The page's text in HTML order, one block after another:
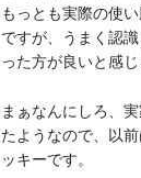
もっとも実際の使
ですが、うまく認
った方が良いと感じ
まぁなんにしろ、
たようなので、以
ッキーです。